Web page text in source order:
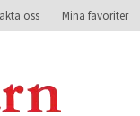
oss Mina favoriter